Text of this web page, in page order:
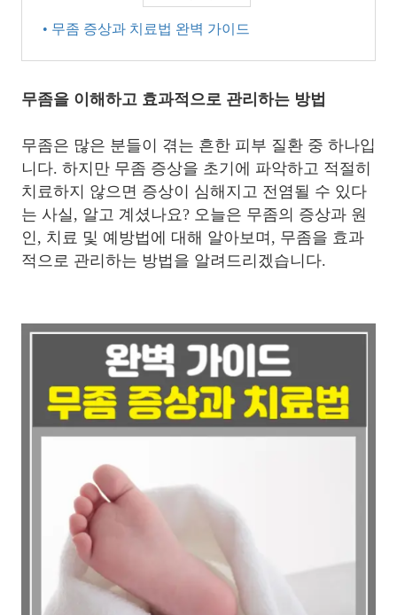
• 무좀 증상과 치료법 완벽 가이드
무좀을 이해하고 효과적으로 관리하는 방법
무좀은 많은 분들이 겪는 흔한 피부 질환 중 하나입
니다. 하지만 무좀 증상을 초기에 파악하고 적절히
치료하지 않으면 증상이 심해지고 전염될 수 있다
는 사실, 알고 계셨나요? 오늘은 무좀의 증상과 원
인, 치료 및 예방법에 대해 알아보며, 무좀을 효과
적으로 관리하는 방법을 알려드리겠습니다.